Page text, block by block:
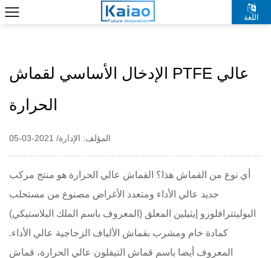
اللغة
الإدخال الأساسي لقماش PTFE عالي
الحرارة
المؤلف: الإدارة/ 2021-03-05
أي نوع من القماش هذا؟ القماش عالي الحرارة هو منتج مركب
جديد عالي الأداء ومتعدد الأغراض مصنوع من مستحلب
البوليتترافلورو إيثيلين المعلق (المعروف باسم الملك البلاستيكي)
كمادة خام ومشرب بقماش الألياف الزجاجية عالي الأداء.
المعروف أيضا باسم قماش التيفلون عالي الحرارة، قماش